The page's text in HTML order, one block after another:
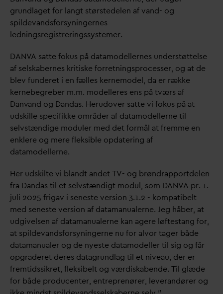
grundlaget for langt størstedelen af vand- og
spildevandsforsyningernes
ledningsregistreringssystemer.
DANVA satte fokus på datamodellernes understøttelse
af selskabernes kritiske forretningsprocesser, og at de
blev funderet i en fælles kernemodel, da er række
kernebegreber m.m. modelleres ens på tværs af
Danvand og Dandas. Herudover satte vi fokus på at
udskille specifikke områder af datamodellerne til
selvstændige moduler med det formål at fremme en
enklere og mere fleksible opdatering af
datamodellerne.
Her udskilte vi blandt andet TV- og brøndrapportdelen
fra Dandas til et selvstændigt modul, som DANVA pr. 1.
juli 2025 frigav i seneste version 3.1.2 - kompatibelt
med seneste version af datamanualerne. Jeg håber, at
udgivelsen af datamanualerne kan agere løftestang for,
at spildevandsforsyningerne nu for alvor tager både
datamanualer og de nyeste datamodeller til sig og får
opgraderet deres datagrundlag til et niveau, der er
fremtidssikret, fleksibelt og værdiskabende. Til glæde
for både producenter, entreprenører, leverandører og